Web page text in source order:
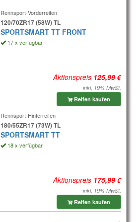
Rennsport-Vorderreifen
120/70ZR17 (58W) TL
SPORTSMART TT FRONT
17 x verfügbar
Aktionspreis
inkl. 19% MwSt.
Reifen kaufen
Rennsport-Hinterreifen
180/55ZR17 (73W) TL
SPORTSMART TT
18 x verfügbar
Aktionspreis
inkl. 19% MwSt.
Reifen kaufen